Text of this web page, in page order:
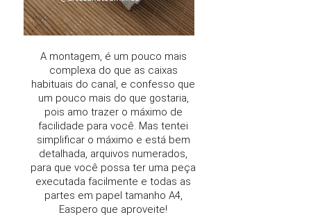
A montagem, é um pouco mais
complexa do que as caixas
habituais do canal, e confesso que
um pouco mais do que gostaria,
pois amo trazer o máximo de
facilidade para você. Mas tentei
simplificar o máximo e está bem
detalhada, arquivos numerados,
para que você possa ter uma peça
executada facilmente e todas as
partes em papel tamanho A4,
Easpero que aproveite!